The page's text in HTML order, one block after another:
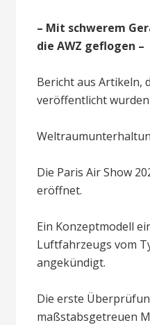
– Mit schwerem
die AWZ geflogen –
Bericht aus Artikeln,
veröffentlicht wurden
Die Paris Air Show
eröffnet.
Ein Konzeptmodell
Luftfahrzeugs vom
angekündigt.
Die erste
maßstabsgetreuen